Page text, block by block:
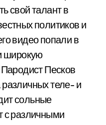
свой талант в
политиков и
видео попали в
широкую
Песков
теле- и
сольные
с различными